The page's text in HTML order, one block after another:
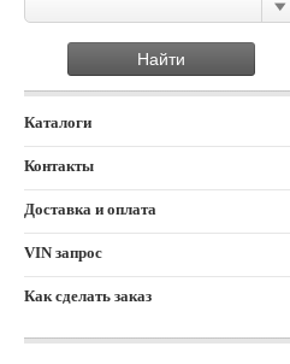
Каталоги
Контакты
Доставка и оплата
VIN запрос
Как сделать заказ